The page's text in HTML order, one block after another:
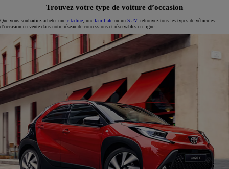
Trouvez votre type de voiture d’occasion
Que vous souhaitiez acheter une citadine , une familiale ou un SUV, retrouvez tous les types de véhicules
d’occasion en vente dans notre réseau de concessions et réservables en ligne.